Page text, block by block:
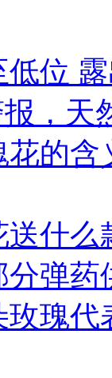
位
，天
的
送什
弹药
玫瑰